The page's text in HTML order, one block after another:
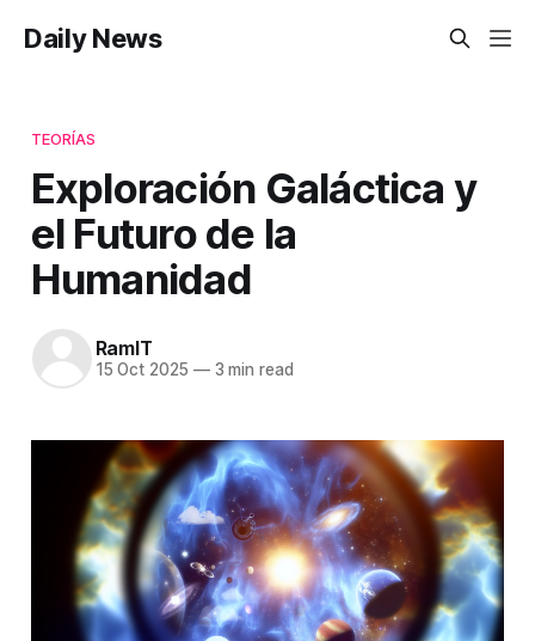
Daily News
TEORÍAS
Exploración Galáctica y
el Futuro de la
Humanidad
RamIT
15 Oct 2025 —3 min read